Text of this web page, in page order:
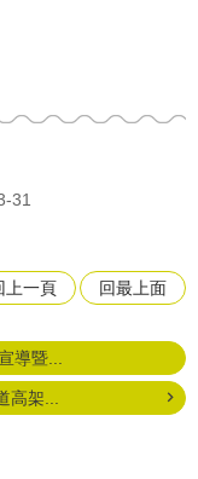
31
上一頁 回最上面
導暨...
高架...